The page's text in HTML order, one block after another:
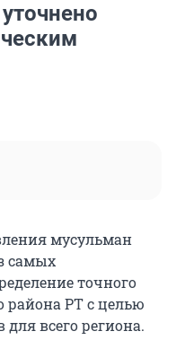
мусульман
самых
точного
района РТ с целью
всего региона.